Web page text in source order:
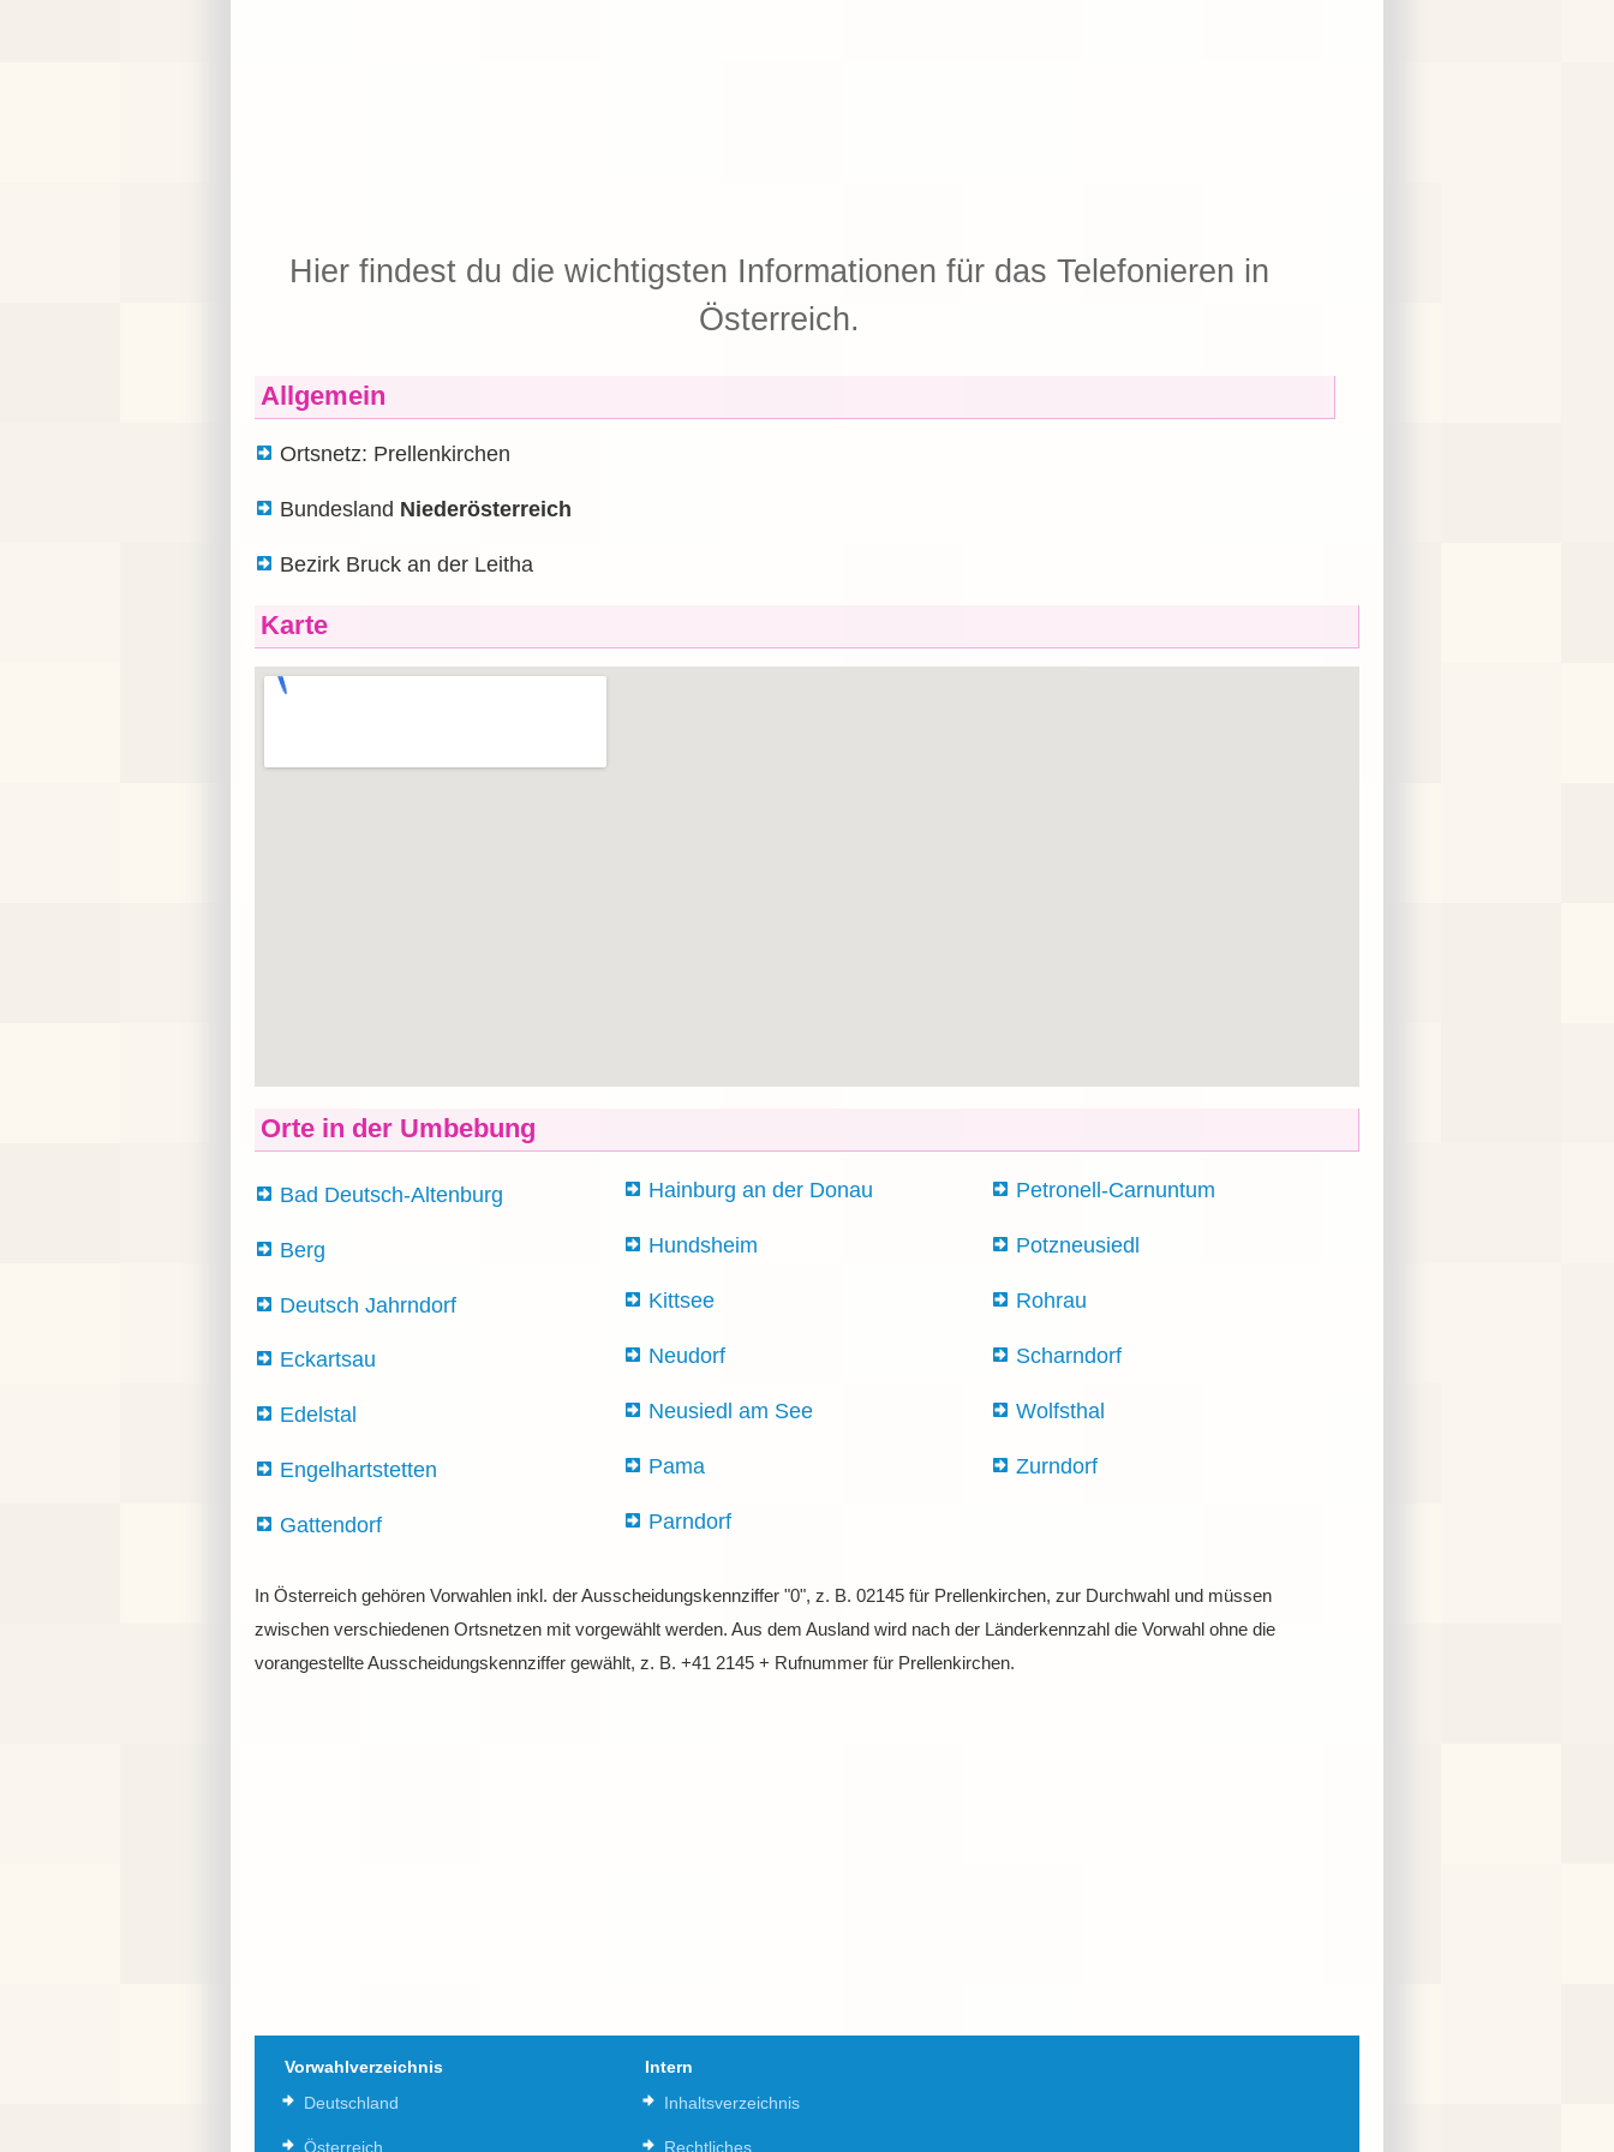
Hier findest du die wichtigsten Informationen für das Telefonieren in
Österreich.
Allgemein
Ortsnetz: Prellenkirchen
Bundesland Niederösterreich
Bezirk Bruck an der Leitha
Karte
Orte in der Umbebung
Bad Deutsch-Altenburg
Berg
Deutsch Jahrndorf
Eckartsau
Edelstal
Engelhartstetten
Gattendorf
Hainburg an der Donau
Hundsheim
Kittsee
Neudorf
Neusiedl am See
Pama
Parndorf
Petronell-Carnuntum
Potzneusiedl
Rohrau
Scharndorf
Wolfsthal
Zurndorf
In Österreich gehören Vorwahlen inkl. der Ausscheidungskennziffer "0", z. B. 02145 für Prellenkirchen, zur Durchwahl und müssen
zwischen verschiedenen Ortsnetzen mit vorgewählt werden. Aus dem Ausland wird nach der Länderkennzahl die Vorwahl ohne die
vorangestellte Ausscheidungskennziffer gewählt, z. B. +41 2145 + Rufnummer für Prellenkirchen.
Vorwahlverzeichnis
Deutschland
Österreich
Intern
Inhaltsverzeichnis
Rechtliches